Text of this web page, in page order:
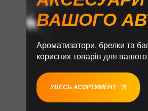
ВАШОГО
Ароматизатори, брелки та
корисних товарів для
УВЕСЬ АСОРТИМЕНТ